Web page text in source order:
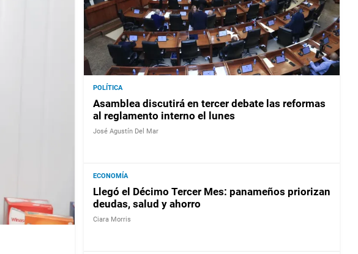
POLÍTICA
Asamblea discutirá en tercer debate las reformas
al reglamento interno el lunes
José Agustín Del Mar
ECONOMÍA
Llegó el Décimo Tercer Mes: panameños priorizan
deudas, salud y ahorro
Ciara Morris